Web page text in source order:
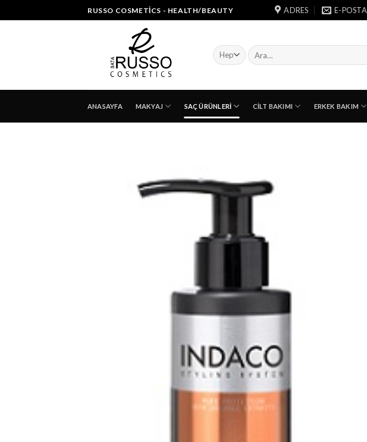
to
RUSSO COSMETICS - HEALTH/BEAUTY ADRES E-POSTA
Ara:
ANASAYFA MAKYAJ SAÇ ÜRÜNLERI CILT BAKIMI ERKEK BAKIM